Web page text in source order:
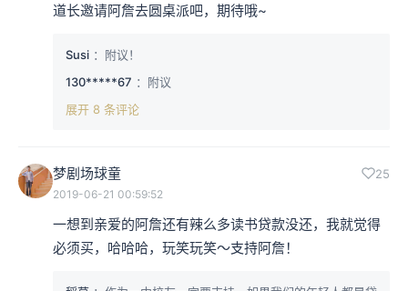
道长邀请阿詹去圆桌派吧，期待哦~
Susi ：附议！
130*****67 ：附议
展开 8 条评论
梦剧场球童 25
2019-06-21 00:59:52
一想到亲爱的阿詹还有辣么多读书贷款没还，我就觉得
必须买，哈哈哈，玩笑玩笑～支持阿詹！